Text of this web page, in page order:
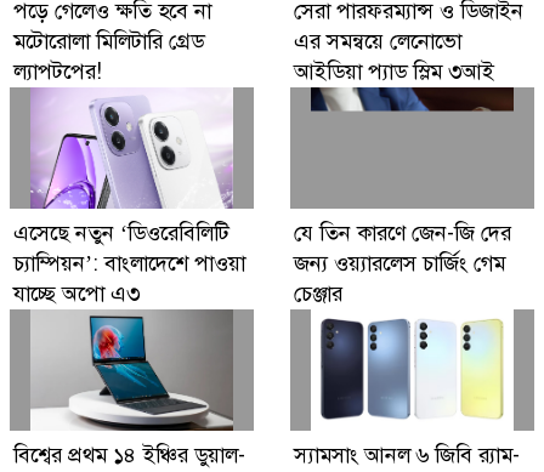
পড়ে গেলেও ক্ষতি হবে না
মটোরোলা মিলিটারি গ্রেড
ল্যাপটপের!
সেরা পারফরম্যান্স ও ডিজাইন
এর সমন্বয়ে লেনোভো
আইডিয়া প্যাড স্লিম ৩আই
এসেছে নতুন ‘ডিওরেবিলিটি
চ্যাম্পিয়ন’: বাংলাদেশে পাওয়া
যাচ্ছে অপো এ৩
যে তিন কারণে জেন-জি দের
জন্য ওয়্যারলেস চার্জিং গেম
চেঞ্জার
বিশ্বের প্রথম ১৪ ইঞ্চির ডুয়াল-
স্যামসাং আনল ৬ জিবি র‍্যাম-